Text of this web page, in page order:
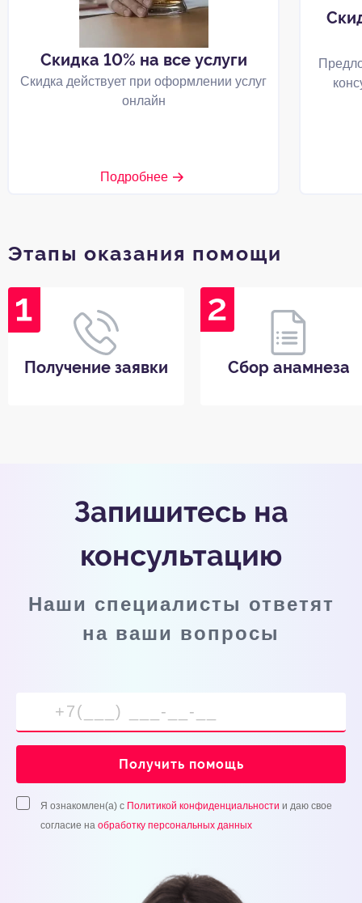
Скидка 10% на все услуги
Скидка действует при оформлении услуг
онлайн
Подробнее
Этапы оказания помощи
Получение заявки Сбор анамнеза
Запишитесь на
консультацию
Наши специалисты ответят
на ваши вопросы
Получить помощь
Я ознакомлен(а) с Политикой конфиденциальности и даю свое
согласие на обработку персональных данных